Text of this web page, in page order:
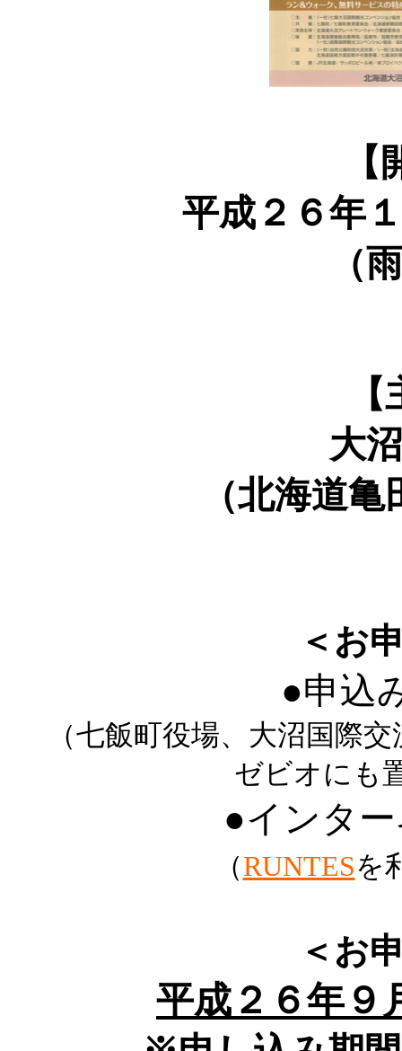
【
平成２６年
（
大
（北海道亀
＜お
●申込
（七飯町役場、大沼国際
ゼビオにも
●インタ
（RUNTESを
＜お
平成２６年９